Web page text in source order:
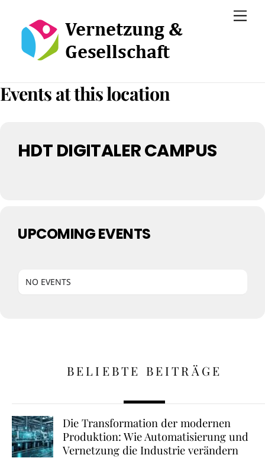
content
Events at this location
HDT DIGITALER CAMPUS
UPCOMING EVENTS
NO EVENTS
BELIEBTE BEITRÄGE
Die Transformation der modernen
Produktion: Wie Automatisierung und
Vernetzung die Industrie verändern